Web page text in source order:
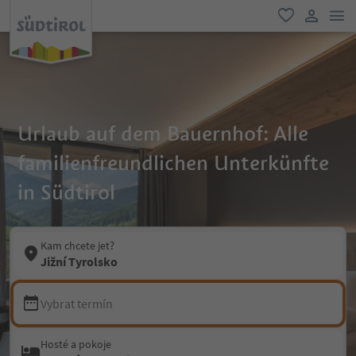
oblíbené
Urlaub auf dem Bauernhof: Alle
familienfreundlichen Unterkünfte
in Südtirol
Kam chcete jet?
Jižní Tyrolsko
Vybrat termín
Hosté a pokoje